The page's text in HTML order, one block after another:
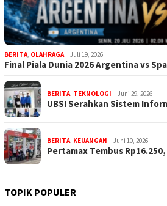
BERITA, OLAHRAGA Juli 19, 2026
Final Piala Dunia 2026 Argentina vs
BERITA, TEKNOLOGI Juni 29, 2026
UBSI Serahkan Sistem
BERITA, KEUANGAN Juni 10, 2026
Pertamax Tembus
TOPIK POPULER